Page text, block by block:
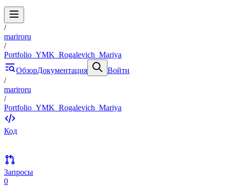
/
mariroru
/
Portfolio_YMK_Rogalevich_Mariya
ОбзорДокументация
Войти
/
mariroru
/
Portfolio_YMK_Rogalevich_Mariya
Код
Запросы
0